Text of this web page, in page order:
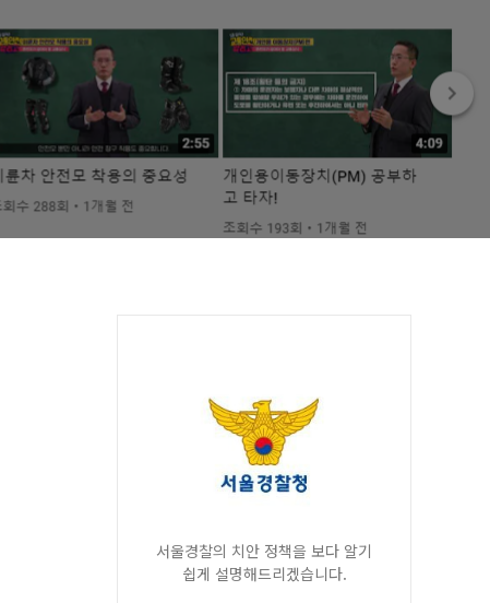
서울경찰의 치안 정책을 보다 알기
쉽게 설명해드리겠습니다.